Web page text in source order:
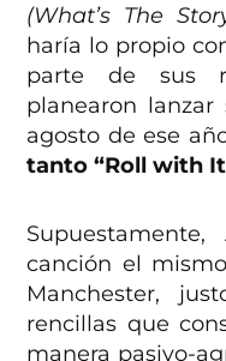
(What’s The
haría lo propio
parte de sus
planearon
agosto de ese
tanto “Roll with
canción el
Manchester,
rencillas que
manera pasivo-